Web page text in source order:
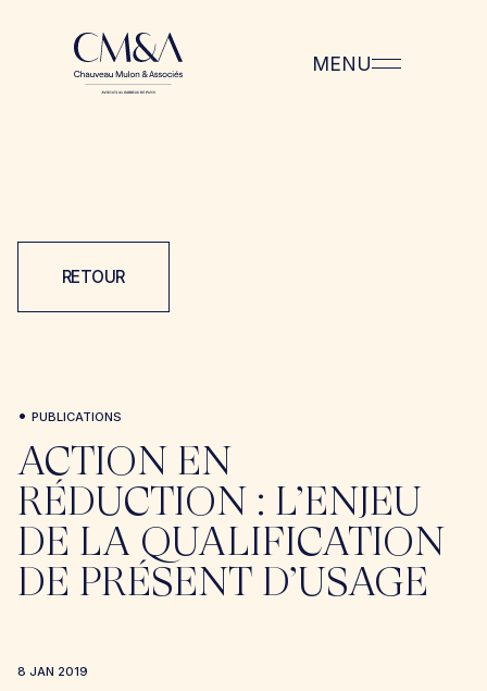
MENU
RETOUR
• PUBLICATIONS
ACTION EN
RÉDUCTION : L’ENJEU
DE LA QUALIFICATION
DE PRÉSENT D’USAGE
8 JAN 2019